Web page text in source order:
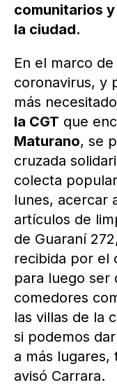
comunitarios
la ciudad.
En el marco
coronavirus, y
más
la CGT que
Maturano, se
cruzada
colecta
lunes, acercar
artículos de
de Guaraní
recibida por el
para luego ser
comedores
las villas de la
si podemos
a más lugares,
avisó Carrara.